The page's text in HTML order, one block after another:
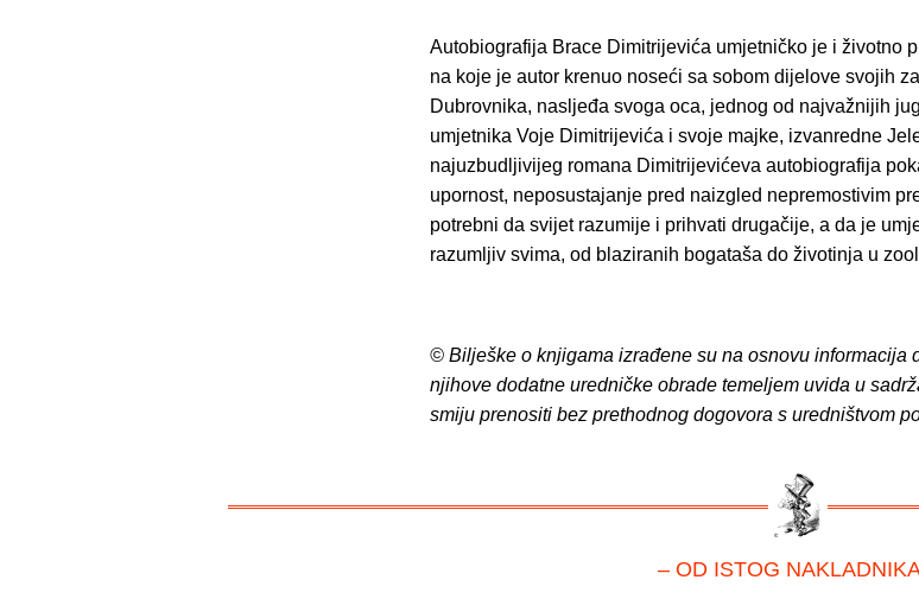
Autobiografija Brace Dimitrijevića umjetničko je i životno
na koje je autor krenuo noseći sa sobom dijelove svojih
Dubrovnika, nasljeđa svoga oca, jednog od najvažnijih
umjetnika Voje Dimitrijevića i svoje majke, izvanredne
najuzbudljivijeg romana Dimitrijevićeva autobiografija
upornost, neposustajanje pred naizgled nepremostivim
potrebni da svijet razumije i prihvati drugačije, a da je
razumljiv svima, od blaziranih bogataša do životinja u
© Bilješke o knjigama izrađene su na osnovu informacija
njihove dodatne uredničke obrade temeljem uvida u
smiju prenositi bez prethodnog dogovora s uredništvom
– OD ISTOG